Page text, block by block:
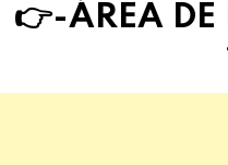
👉-ÁREA